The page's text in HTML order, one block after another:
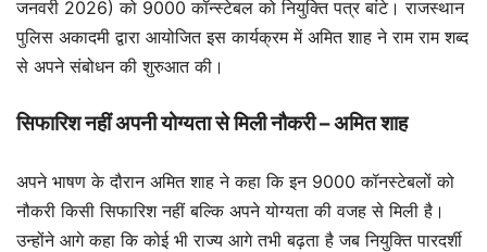
जनवरी 2026) को 9000 कॉन्स्टेबल को नियुक्ति पत्र बांटे। राजस्थान
पुलिस अकादमी द्वारा आयोजित इस कार्यक्रम में अमित शाह ने राम राम शब्द
से अपने संबोधन की शुरुआत की।
सिफारिश नहीं अपनी योग्यता से मिली नौकरी – अमित शाह
अपने भाषण के दौरान अमित शाह ने कहा कि इन 9000 कॉनस्टेबलों को
नौकरी किसी सिफारिश नहीं बल्कि अपने योग्यता की वजह से मिली है।
उन्होंने आगे कहा कि कोई भी राज्य आगे तभी बढ़ता है जब नियुक्ति पारदर्शी